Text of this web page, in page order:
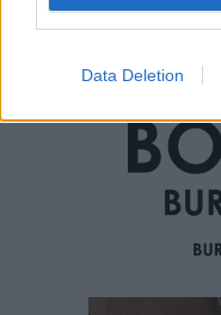
Data Deletion